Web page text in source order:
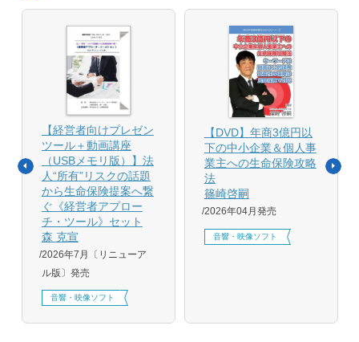
【経営者向けプレゼン
ツール＋動画講座
（USBメモリ版）】法
人“所有”リスクの話題
から生命保険提案へ繋
ぐ《経営者アプロー
チ・ツール》セット
森 克宣
2026年7月〔リニューア
ル版〕発売
音響・映像ソフト
【DVD】年商3億円以
下の中小企業＆個人事
業主への生命保険攻略
法
篠崎啓嗣
2026年04月発売
音響・映像ソフト